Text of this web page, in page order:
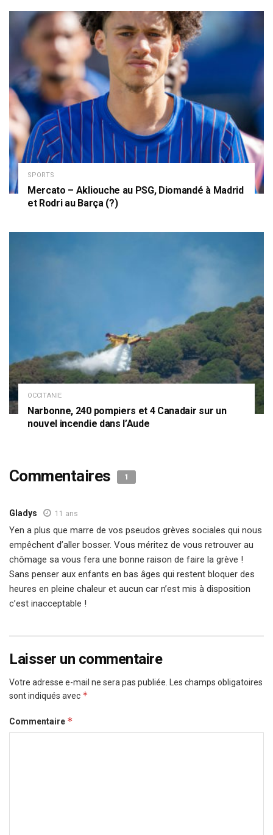
SPORTS
Mercato – Akliouche au PSG, Diomandé à Madrid
et Rodri au Barça (?)
OCCITANIE
Narbonne, 240 pompiers et 4 Canadair sur un
nouvel incendie dans l’Aude
Commentaires 1
Gladys 11 ans
Yen a plus que marre de vos pseudos grèves sociales qui nous
empêchent d’aller bosser. Vous méritez de vous retrouver au
chômage sa vous fera une bonne raison de faire la grève !
Sans penser aux enfants en bas âges qui restent bloquer des
heures en pleine chaleur et aucun car n’est mis à disposition
c’est inacceptable !
Laisser un commentaire
Votre adresse e-mail ne sera pas publiée. Les champs obligatoires
sont indiqués avec *
Commentaire *